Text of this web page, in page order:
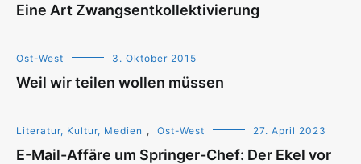
Eine Art Zwangsentkollektivierung
Ost-West 3. Oktober 2015
Weil wir teilen wollen müssen
Literatur, Kultur, Medien , Ost-West 27. April 2023
E-Mail-Affäre um Springer-Chef: Der Ekel vor